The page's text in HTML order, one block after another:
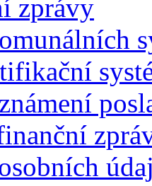
zprávy